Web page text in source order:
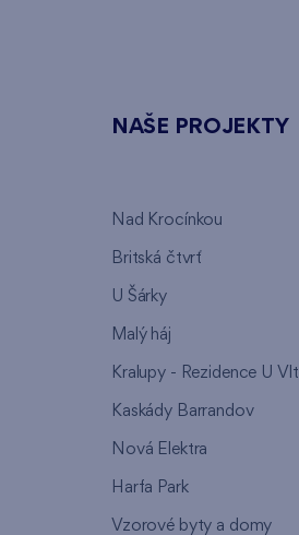
NAŠE PROJEKTY
Nad Krocínkou
Britská čtvrť
U Šárky
Malý háj
Kralupy - Rezidence U
Kaskády Barrandov
Nová Elektra
Harfa Park
Vzorové byty a domy